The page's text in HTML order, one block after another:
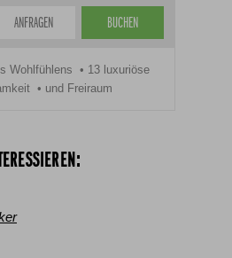
ANFRAGEN BUCHEN
Wohlfühlens
13 luxuriöse
und Freiraum